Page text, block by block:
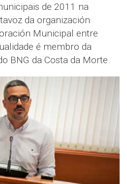
de 2011 na
da organización
Municipal entre
é membro da
BNG da Costa da Morte.